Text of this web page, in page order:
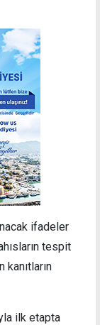
ifadeler
tespit
kanıtların
ilk etapta